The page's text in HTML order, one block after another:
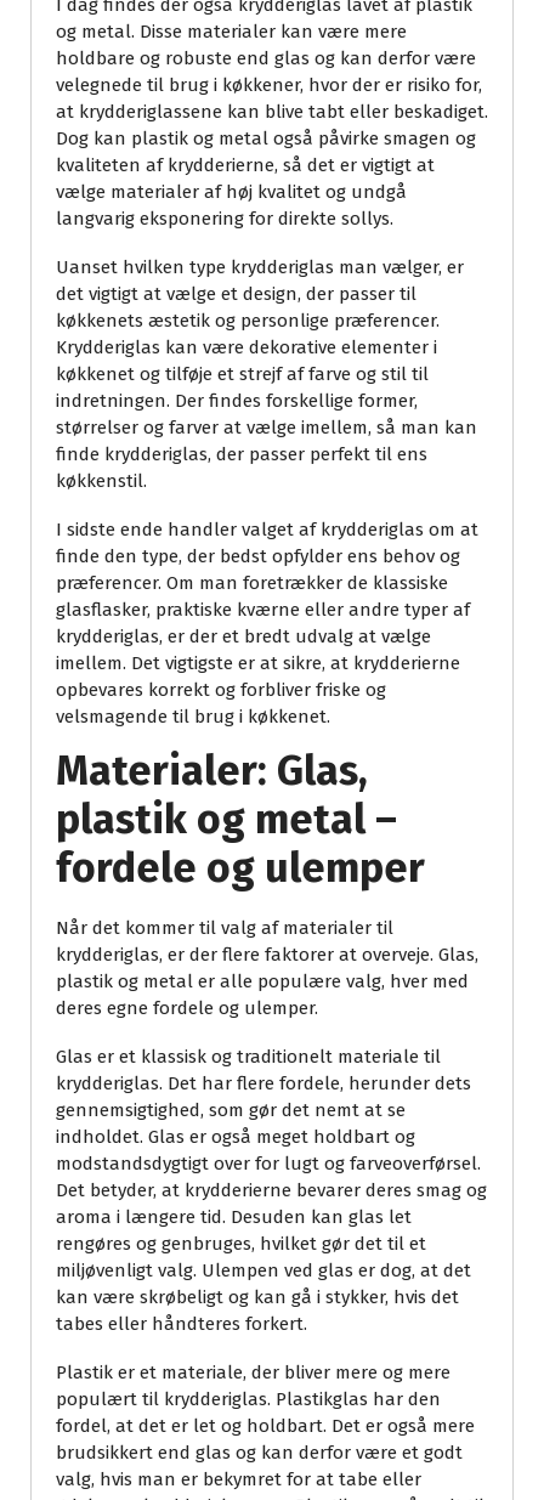
I dag findes der også krydderiglas lavet af plastik
og metal. Disse materialer kan være mere
holdbare og robuste end glas og kan derfor være
velegnede til brug i køkkener, hvor der er risiko for,
at krydderiglassene kan blive tabt eller beskadiget.
Dog kan plastik og metal også påvirke smagen og
kvaliteten af krydderierne, så det er vigtigt at
vælge materialer af høj kvalitet og undgå
langvarig eksponering for direkte sollys.
Uanset hvilken type krydderiglas man vælger, er
det vigtigt at vælge et design, der passer til
køkkenets æstetik og personlige præferencer.
Krydderiglas kan være dekorative elementer i
køkkenet og tilføje et strejf af farve og stil til
indretningen. Der findes forskellige former,
størrelser og farver at vælge imellem, så man kan
finde krydderiglas, der passer perfekt til ens
køkkenstil.
I sidste ende handler valget af krydderiglas om at
finde den type, der bedst opfylder ens behov og
præferencer. Om man foretrækker de klassiske
glasflasker, praktiske kværne eller andre typer af
krydderiglas, er der et bredt udvalg at vælge
imellem. Det vigtigste er at sikre, at krydderierne
opbevares korrekt og forbliver friske og
velsmagende til brug i køkkenet.
Materialer: Glas,
plastik og metal –
fordele og ulemper
Når det kommer til valg af materialer til
krydderiglas, er der flere faktorer at overveje. Glas,
plastik og metal er alle populære valg, hver med
deres egne fordele og ulemper.
Glas er et klassisk og traditionelt materiale til
krydderiglas. Det har flere fordele, herunder dets
gennemsigtighed, som gør det nemt at se
indholdet. Glas er også meget holdbart og
modstandsdygtigt over for lugt og farveoverførsel.
Det betyder, at krydderierne bevarer deres smag og
aroma i længere tid. Desuden kan glas let
rengøres og genbruges, hvilket gør det til et
miljøvenligt valg. Ulempen ved glas er dog, at det
kan være skrøbeligt og kan gå i stykker, hvis det
tabes eller håndteres forkert.
Plastik er et materiale, der bliver mere og mere
populært til krydderiglas. Plastikglas har den
fordel, at det er let og holdbart. Det er også mere
brudsikkert end glas og kan derfor være et godt
valg, hvis man er bekymret for at tabe eller